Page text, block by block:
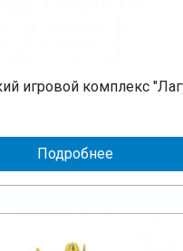
игровой комплекс
Подробнее